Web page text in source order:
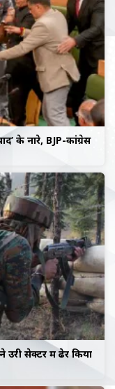
के नारे, BJP-कांग्रेस
उरी सेक्टर में ढेर किया